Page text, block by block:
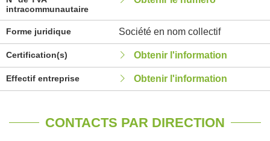
intracommunautaire
Forme juridique Société en nom collectif
Certification(s) Obtenir l'information
Effectif entreprise Obtenir l'information
CONTACTS PAR DIRECTION